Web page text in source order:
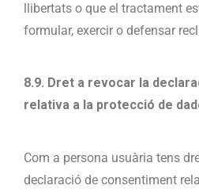
llibertats o que el tractament
formular, exercir o defensar
8.9. Dret a revocar la
relativa a la protecció de
Com a persona usuària tens
declaració de consentiment